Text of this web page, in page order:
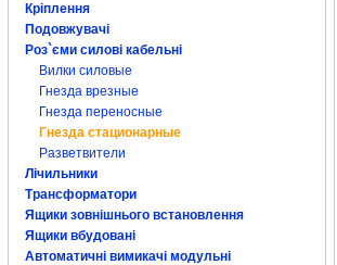
Кріплення
Подовжувачі
Роз`єми силові кабельні
Вилки силовые
Гнезда врезные
Гнезда переносные
Гнезда стационарные
Разветвители
Лічильники
Трансформатори
Ящики зовнішнього встановлення
Ящики вбудовані
Автоматичні вимикачі модульні